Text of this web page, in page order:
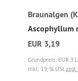
Braunalgen
Ascophyllum
EUR 3,19
Grundpreis: EUR
inkl. 19 % USt